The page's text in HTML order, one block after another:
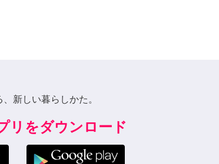
新しい暮らしかた。
リをダウンロード